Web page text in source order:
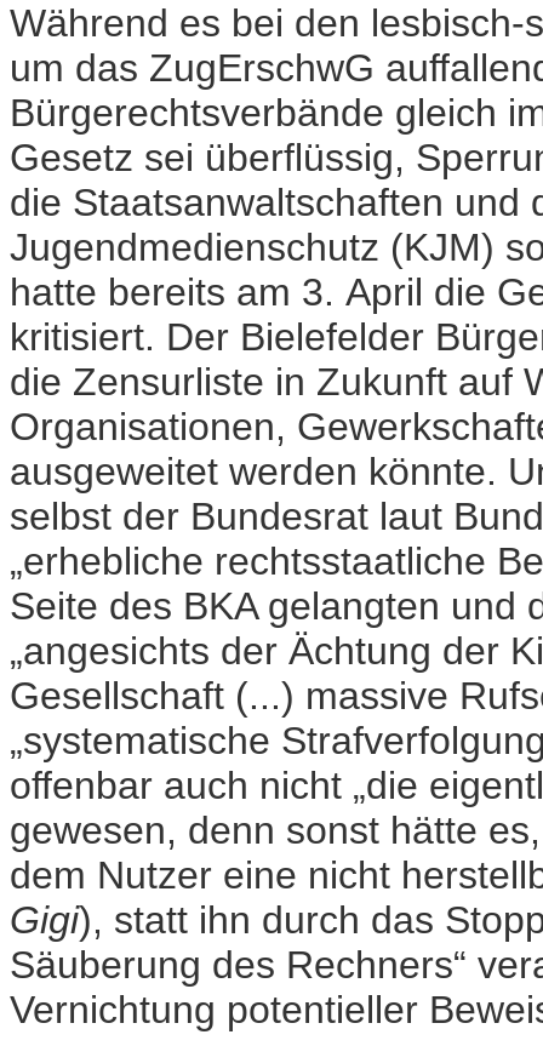
Während es bei den
um das ZugErschwG
Bürgerechtsverbände gleich
Gesetz sei überflüssig,
die Staatsanwaltschaften und
Jugendmedienschutz (KJM)
hatte bereits am 3. April die
kritisiert. Der Bielefelder
die Zensurliste in Zukunft auf
Organisationen,
ausgeweitet werden könnte.
selbst der Bundesrat laut
„erhebliche rechtsstaatliche
Seite des BKA gelangten und
„angesichts der Ächtung der
Gesellschaft (...) massive
„systematische
offenbar auch nicht „die
gewesen, denn sonst hätte
dem Nutzer eine nicht
Gigi), statt ihn durch das
Säuberung des Rechners“
Vernichtung potentieller